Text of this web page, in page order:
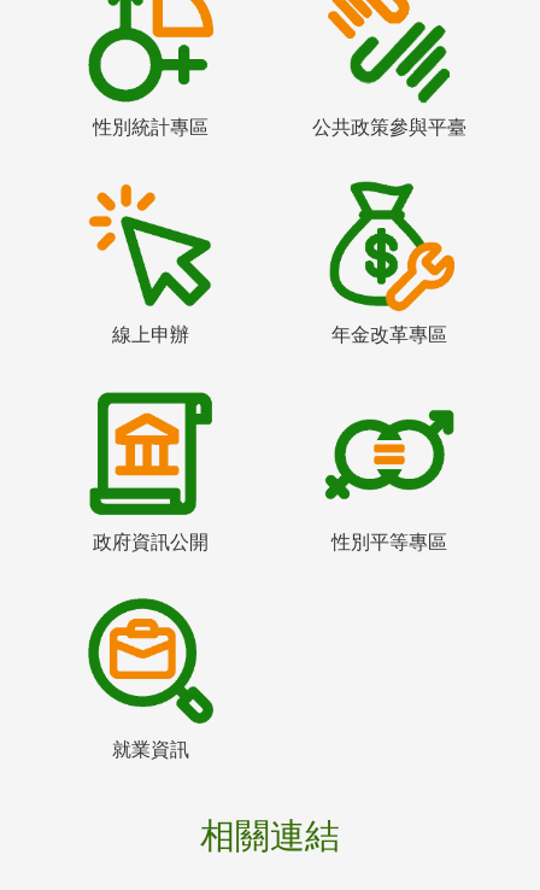
性別統計專區 公共政策參與平臺
線上申辦 年金改革專區
政府資訊公開 性別平等專區
就業資訊
相關連結